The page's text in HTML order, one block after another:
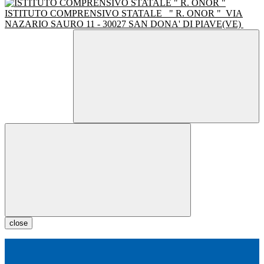
ISTITUTO COMPRENSIVO STATALE " R. ONOR " VIA
NAZARIO SAURO 11 - 30027 SAN DONA' DI PIAVE(VE)
close